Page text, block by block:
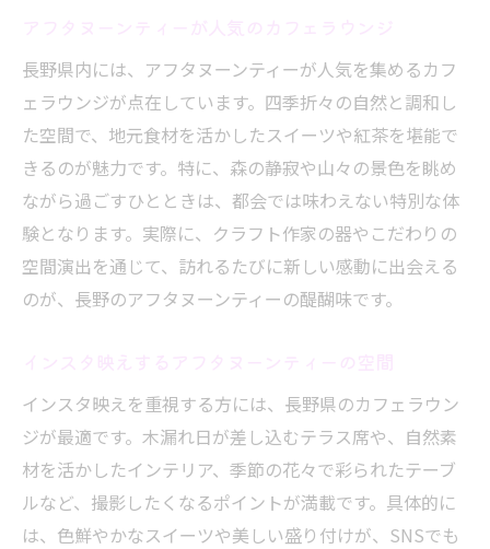
長野県内には、アフタヌーンティーが人気を集めるカフ
ェラウンジが点在しています。四季折々の自然と調和し
た空間で、地元食材を活かしたスイーツや紅茶を堪能で
きるのが魅力です。特に、森の静寂や山々の景色を眺め
ながら過ごすひとときは、都会では味わえない特別な体
験となります。実際に、クラフト作家の器やこだわりの
空間演出を通じて、訪れるたびに新しい感動に出会える
のが、長野のアフタヌーンティーの醍醐味です。
インスタ映えを重視する方には、長野県のカフェラウン
ジが最適です。木漏れ日が差し込むテラス席や、自然素
材を活かしたインテリア、季節の花々で彩られたテーブ
ルなど、撮影したくなるポイントが満載です。具体的に
は、色鮮やかなスイーツや美しい盛り付けが、SNSでも